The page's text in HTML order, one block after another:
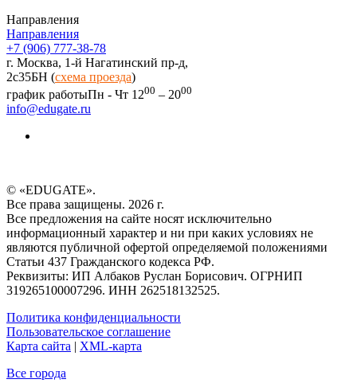
Направления
Направления
+7 (906) 777-38-78
г. Москва, 1-й Нагатинский пр-д,
2c35БН (схема проезда)
график работыПн - Чт 1200 – 2000
info@edugate.ru
© «EDUGATE».
Все права защищены. 2026 г.
Все предложения на сайте носят исключительно
информационный характер и ни при каких условиях не
являются публичной офертой определяемой положениями
Статьи 437 Гражданского кодекса РФ.
Реквизиты: ИП Албаков Руслан Борисович. ОГРНИП
319265100007296. ИНН 262518132525.
Политика конфиденциальности
Пользовательское соглашение
Карта сайта | XML-карта
Все города